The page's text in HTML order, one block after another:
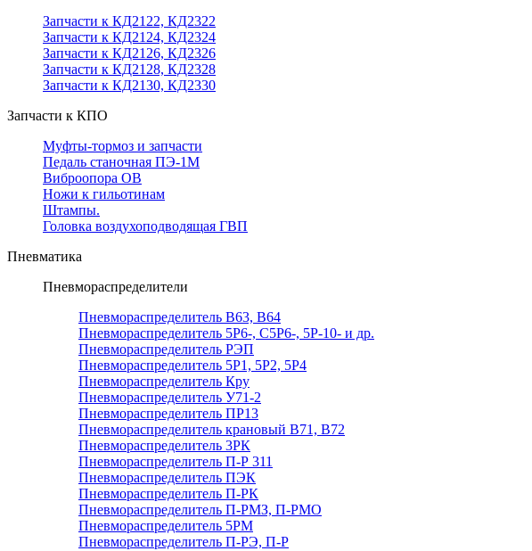
Запчасти к КД2122, КД2322
Запчасти к КД2124, КД2324
Запчасти к КД2126, КД2326
Запчасти к КД2128, КД2328
Запчасти к КД2130, КД2330
Запчасти к КПО
Муфты-тормоз и запчасти
Педаль станочная ПЭ-1М
Виброопора ОВ
Ножи к гильотинам
Штампы.
Головка воздухоподводящая ГВП
Пневматика
Пневмораспределители
Пневмораспределитель В63, В64
Пневмораспределитель 5Р6-, С5Р6-, 5Р-10- и др.
Пневмораспределитель РЭП
Пневмораспределитель 5Р1, 5Р2, 5Р4
Пневмораспределитель Кру
Пневмораспределитель У71-2
Пневмораспределитель ПР13
Пневмораспределитель крановый В71, В72
Пневмораспределитель 3РК
Пневмораспределитель П-Р 311
Пневмораспределитель ПЭК
Пневмораспределитель П-РК
Пневмораспределитель П-РМЗ, П-РМО
Пневмораспределитель 5РМ
Пневмораспределитель П-РЭ, П-Р